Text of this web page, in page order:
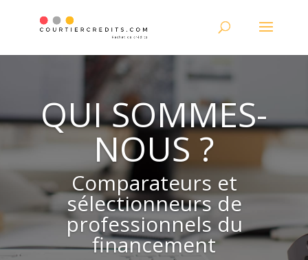
QUI SOMMES-
NOUS ?
Comparateurs et
sélectionneurs de
professionnels du
financement